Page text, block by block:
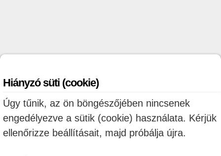
Hiányzó süti (cookie)
Úgy tűnik, az ön böngészőjében nincsenek
engedélyezve a sütik (cookie) használata. Kérjük
ellenőrizze beállításait, majd próbálja újra.